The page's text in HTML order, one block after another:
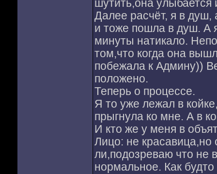
шутить,она улыбается
Далее расчёт, я в
и тоже пошла в душ. А
минуты натикало.
том,что когда она
побежала к Админу))
положено.
Теперь о процессе.
Я то уже лежал в
прыгнула ко мне. А в
И кто же у меня в
Лицо: не красавица,но
ли,подозреваю что не
нормальное. Как будто